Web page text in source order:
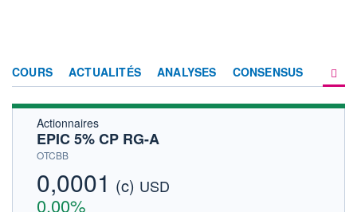
COURS ACTUALITÉS ANALYSES CONSENSUS
Actionnaires
EPIC 5% CP RG-A
OTCBB
0,0001 (c) USD
0,00%